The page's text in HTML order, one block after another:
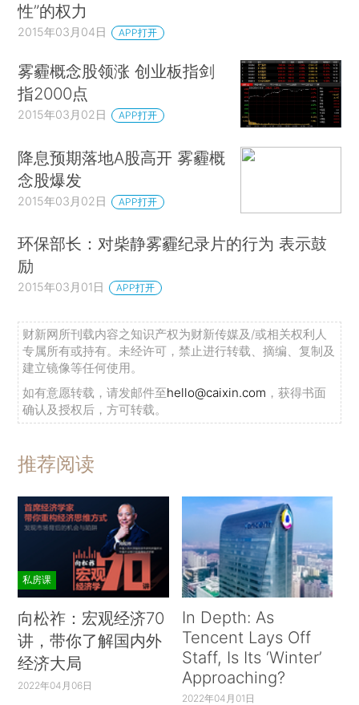
性”的权力
2015年03月04日 APP打开
雾霾概念股领涨 创业板指剑
指2000点
2015年03月02日 APP打开
降息预期落地A股高开 雾霾概
念股爆发
2015年03月02日 APP打开
环保部长：对柴静雾霾纪录片的行为 表示鼓
励
2015年03月01日 APP打开
财新网所刊载内容之知识产权为财新传媒及/或相关权利人
专属所有或持有。未经许可，禁止进行转载、摘编、复制及
建立镜像等任何使用。
如有意愿转载，请发邮件至hello@caixin.com ，获得书面
确认及授权后，方可转载。
推荐阅读
私房课
向松祚：宏观经济70
讲，带你了解国内外
经济大局
2022年04月06日
In Depth: As
Tencent Lays Off
Staff, Is Its ‘Winter’
Approaching?
2022年04月01日